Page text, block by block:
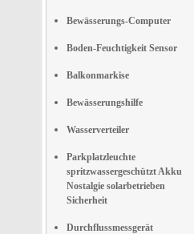
Bewässerungs-Computer
Boden-Feuchtigkeit Sensor
Balkonmarkise
Bewässerungshilfe
Wasserverteiler
Parkplatzleuchte
spritzwassergeschützt Akku
Nostalgie solarbetrieben
Sicherheit
Durchflussmessgerät